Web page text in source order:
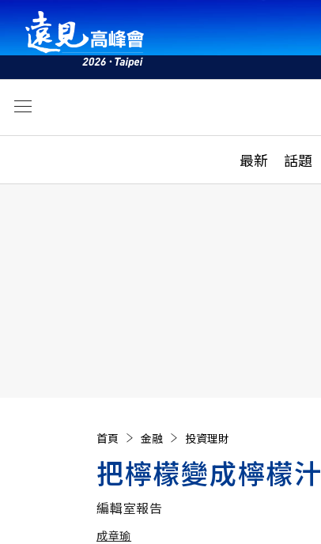
最新 話題
活動
首頁 金融 投資理財
把檸檬變成檸檬汁
編輯室報告
成章瑜